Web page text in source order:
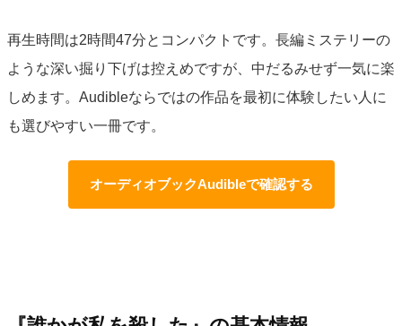
再生時間は2時間47分とコンパクトです。長編ミステリーの
ような深い掘り下げは控えめですが、中だるみせず一気に楽
しめます。Audibleならではの作品を最初に体験したい人に
も選びやすい一冊です。
オーディオブックAudibleで確認する